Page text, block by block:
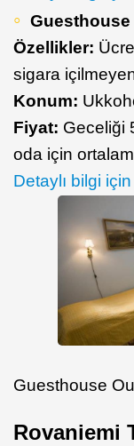
Guesthouse
Özellikler:
sigara
Konum:
Fiyat: Geceliği
oda için
Detaylı bilgi için
Guesthouse
Rovaniemi